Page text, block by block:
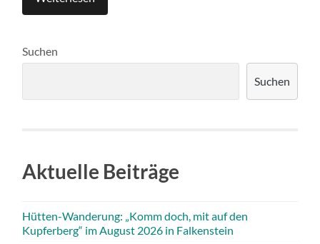
Suchen
Suchen
Aktuelle Beiträge
Hütten-Wanderung: „Komm doch, mit auf den
Kupferberg“ im August 2026 in Falkenstein